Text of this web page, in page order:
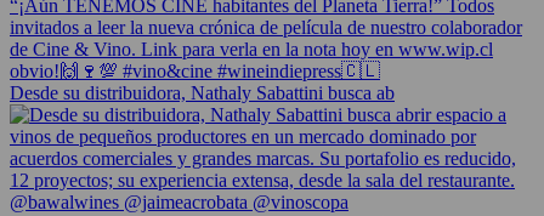
Desde su distribuidora, Nathaly Sabattini busca ab